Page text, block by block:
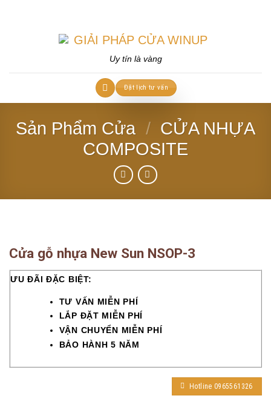
Uy tín là vàng
Đặt lịch tư vấn
Sản Phẩm Cửa / CỬA NHỰA
COMPOSITE
Cửa gỗ nhựa New Sun NSOP-3
ƯU ĐÃI ĐẶC BIỆT:
TƯ VẤN MIỄN PHÍ
LẮP ĐẶT MIỄN PHÍ
VẬN CHUYỂN MIỄN PHÍ
BẢO HÀNH 5 NĂM
Hotline 0965561326